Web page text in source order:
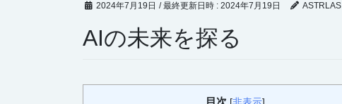
2024年7月19日 / 最終更新日時 : 2024年7月19日 ASTRLAS
AIの未来を探る